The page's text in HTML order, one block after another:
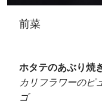
前菜
ホタテのあぶり焼
カリフラワーのピ
ゴ